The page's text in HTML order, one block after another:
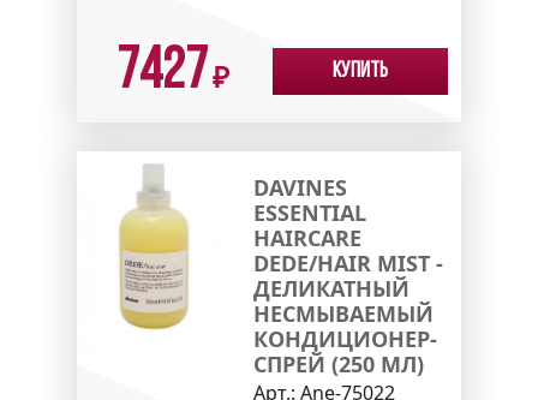
7427₽ Купить
DAVINES
ESSENTIAL
HAIRCARE
DEDE/HAIR MIST -
ДЕЛИКАТНЫЙ
НЕСМЫВАЕМЫЙ
КОНДИЦИОНЕР-
СПРЕЙ (250 МЛ)
Арт.: Ane-75022